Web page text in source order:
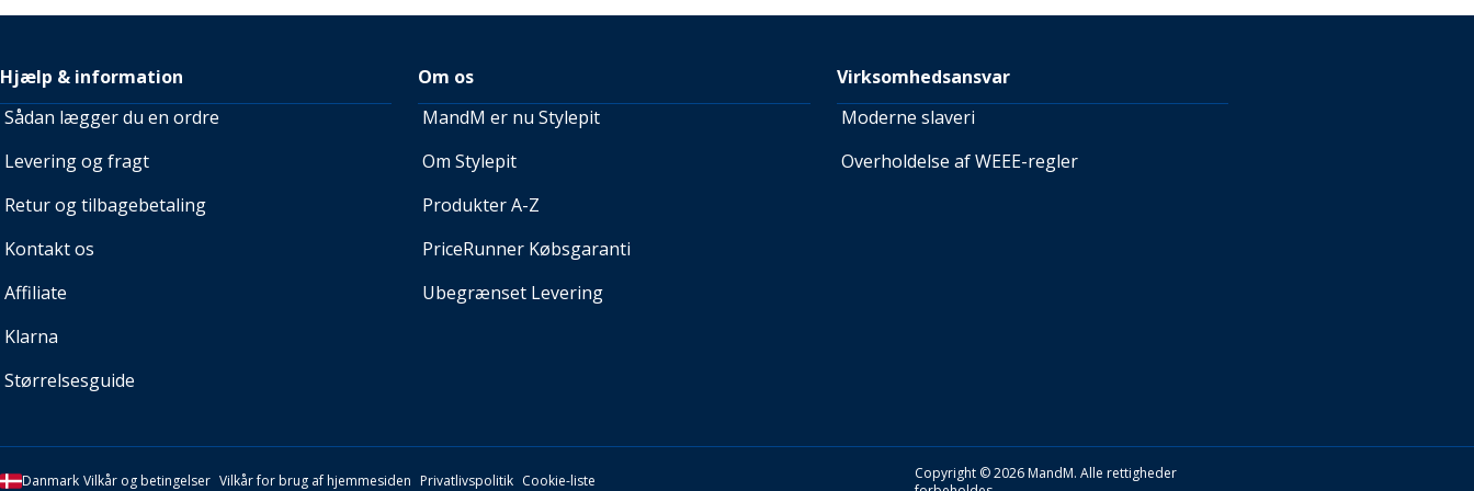
Hjælp & information
Sådan lægger du en ordre
Levering og fragt
Retur og tilbagebetaling
Kontakt os
Affiliate
Klarna
Størrelsesguide
Om os
MandM er nu Stylepit
Om Stylepit
Produkter A-Z
PriceRunner Købsgaranti
Ubegrænset Levering
Virksomhedsansvar
Moderne slaveri
Overholdelse af WEEE-regler
Danmark Vilkår og betingelser Vilkår for brug af hjemmesiden Privatlivspolitik Cookie-liste
Copyright © 2026 MandM. Alle rettigheder